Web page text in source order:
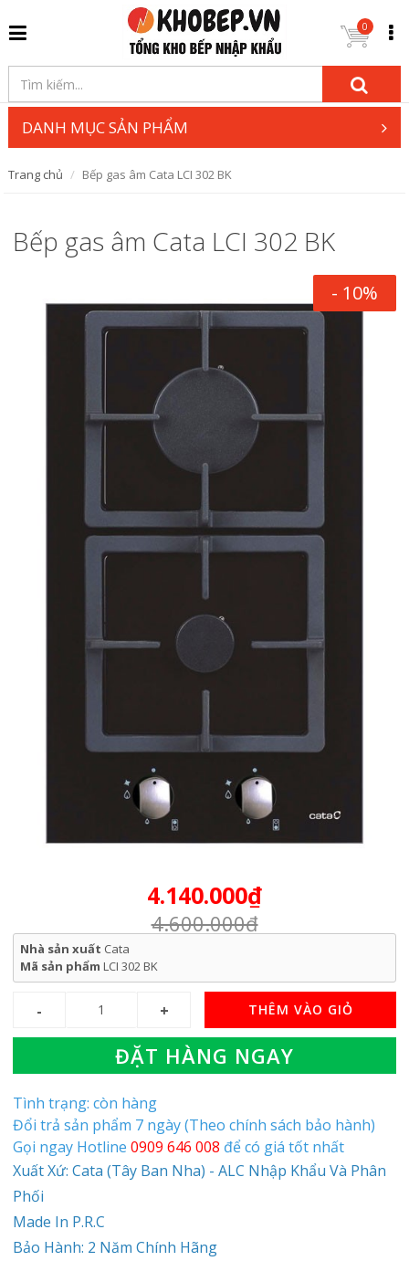
0
DANH MỤC SẢN PHẨM
Trang chủ Bếp gas âm Cata LCI 302 BK
Bếp gas âm Cata LCI 302 BK
- 10%
4.140.000₫
4.600.000₫
Nhà sản xuất Cata
Mã sản phẩm LCI 302 BK
THÊM VÀO GIỎ
ĐẶT HÀNG NGAY
Tình trạng: còn hàng
Đổi trả sản phẩm 7 ngày (Theo chính sách bảo hành)
Gọi ngay Hotline 0909 646 008 để có giá tốt nhất
Xuất Xứ: Cata (Tây Ban Nha) - ALC Nhập Khẩu Và Phân
Phối
Made In P.R.C
Bảo Hành: 2 Năm Chính Hãng